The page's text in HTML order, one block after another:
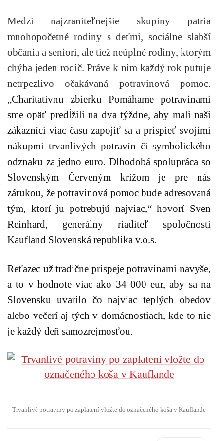
Medzi najzraniteľnejšie skupiny patria
mnohopočetné rodiny s deťmi, sociálne slabší
občania a seniori, ale tiež neúplné rodiny, ktorým
chýba jeden rodič. Práve k nim každý rok putuje
netrpezlivo očakávaná potravinová pomoc.
„Charitatívnu zbierku Pomáhame potravinami
sme opäť predĺžili na dva týždne, aby mali naši
zákazníci viac času zapojiť sa a prispieť svojimi
nákupmi trvanlivých potravín či symbolického
odznaku za jedno euro. Dlhodobá spolupráca so
Slovenským Červeným krížom je pre nás
zárukou, že potravinová pomoc bude adresovaná
tým, ktorí ju potrebujú najviac,“hovorí Sven
Reinhard, generálny riaditeľ spoločnosti
Kaufland Slovenská republika v.o.s.
Reťazec už tradične prispeje potravinami navyše,
a to v hodnote viac ako 34 000 eur, aby sa na
Slovensku uvarilo čo najviac teplých obedov
alebo večerí aj tých v domácnostiach, kde to nie
je každý deň samozrejmosťou.
Trvanlivé potraviny po zaplatení vložte do označeného koša v Kauflande